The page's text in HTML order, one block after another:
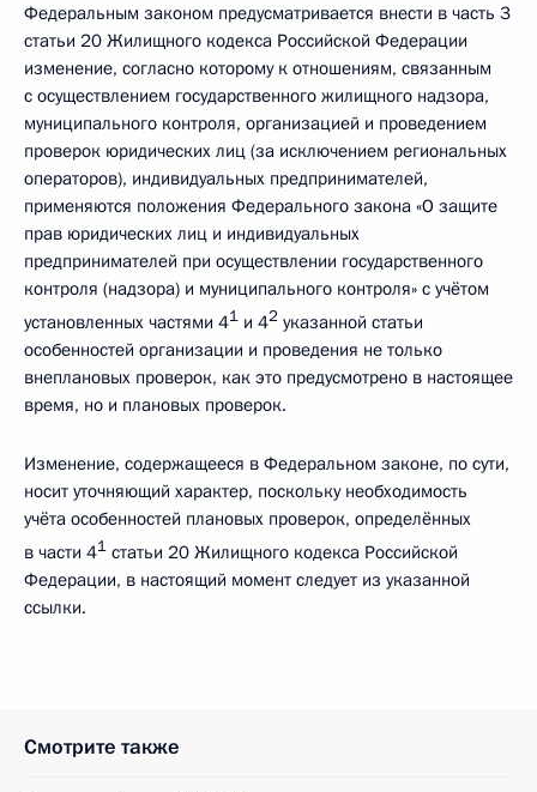
Федеральным законом предусматривается внести в часть 3
статьи 20 Жилищного кодекса Российской Федерации
изменение, согласно которому к отношениям, связанным
с осуществлением государственного жилищного надзора,
муниципального контроля, организацией и проведением
проверок юридических лиц (за исключением региональных
операторов), индивидуальных предпринимателей,
применяются положения Федерального закона «О защите
прав юридических лиц и индивидуальных
предпринимателей при осуществлении государственного
контроля (надзора) и муниципального контроля» с учётом
установленных частями 41 и 42 указанной статьи
особенностей организации и проведения не только
внеплановых проверок, как это предусмотрено в настоящее
время, но и плановых проверок.
Изменение, содержащееся в Федеральном законе, по сути,
носит уточняющий характер, поскольку необходимость
учёта особенностей плановых проверок, определённых
в части 41 статьи 20 Жилищного кодекса Российской
Федерации, в настоящий момент следует из указанной
ссылки.
Смотрите также